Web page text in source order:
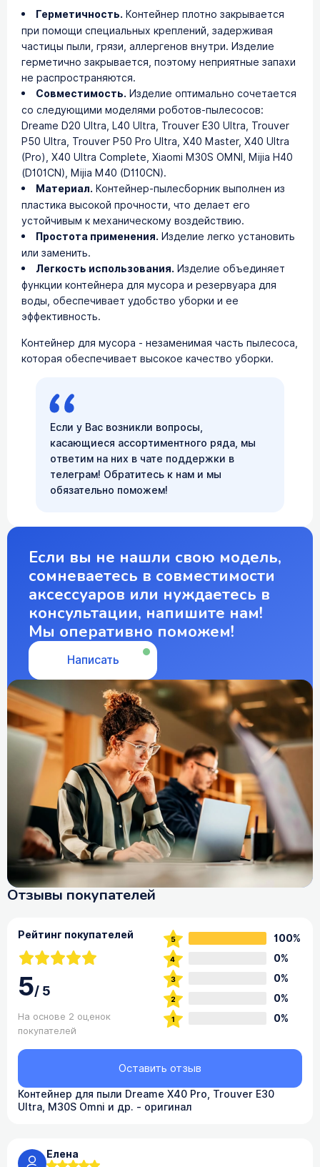
Герметичность. Контейнер плотно закрывается
при помощи специальных креплений, задерживая
частицы пыли, грязи, аллергенов внутри. Изделие
герметично закрывается, поэтому неприятные запахи
не распространяются.
Совместимость. Изделие оптимально сочетается
со следующими моделями роботов-пылесосов:
Dreame D20 Ultra, L40 Ultra, Trouver E30 Ultra, Trouver
P50 Ultra, Trouver P50 Pro Ultra, X40 Master, X40 Ultra
(Pro), X40 Ultra Complete, Xiaomi M30S OMNI, Mijia H40
(D101CN), Mijia M40 (D110CN).
Материал. Контейнер-пылесборник выполнен из
пластика высокой прочности, что делает его
устойчивым к механическому воздействию.
Простота применения. Изделие легко установить
или заменить.
Легкость использования. Изделие объединяет
функции контейнера для мусора и резервуара для
воды, обеспечивает удобство уборки и ее
эффективность.
Контейнер для мусора - незаменимая часть пылесоса,
которая обеспечивает высокое качество уборки.
Если у Вас возникли вопросы,
касающиеся ассортиментного ряда, мы
ответим на них в чате поддержки в
телеграм! Обратитесь к нам и мы
обязательно поможем!
Если вы не нашли свою модель,
сомневаетесь в совместимости
аксессуаров или нуждаетесь в
консультации, напишите нам!
Мы оперативно поможем!
Написать
Отзывы покупателей
Рейтинг покупателей
5/5
На основе 2 оценок
покупателей
100%
0%
0%
0%
0%
Контейнер для пыли Dreame X40 Pro, Trouver E30
Ultra, M30S Omni и др. - оригинал
Оставить отзыв
Елена